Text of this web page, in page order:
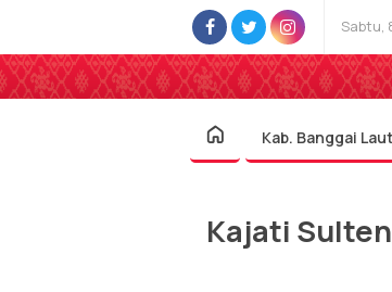
Sabtu,
Kab. Banggai Laut
Kajati